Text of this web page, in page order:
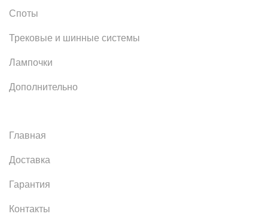
Споты
Трековые и шинные системы
Лампочки
Дополнительно
Главная
Доставка
Гарантия
Контакты